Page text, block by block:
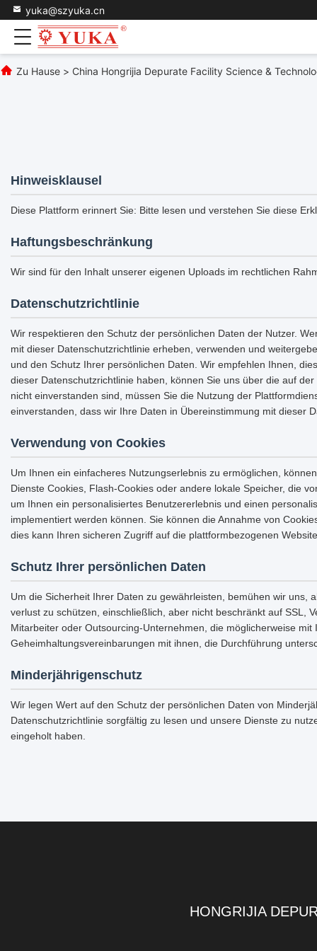
yuka@szyuka.cn
Zu Hause > China Hongrijia Depurate Facility Science &
Hinweisklausel
Diese Plattform erinnert Sie: Bitte lesen und verstehen Sie diese
Haftungsbeschränkung
Wir sind für den Inhalt unserer eigenen Uploads im rechtlichen
Datenschutzrichtlinie
Wir respektieren den Schutz der persönlichen Daten der Nutzer.
mit dieser Datenschutzrichtlinie erheben, verwenden und
und den Schutz Ihrer persönlichen Daten. Wir empfehlen Ihnen,
dieser Datenschutzrichtlinie haben, können Sie uns über die auf
nicht einverstanden sind, müssen Sie die Nutzung der
einverstanden, dass wir Ihre Daten in Übereinstimmung mit dieser
Verwendung von Cookies
Um Ihnen ein einfacheres Nutzungserlebnis zu ermöglichen,
Dienste Cookies, Flash-Cookies oder andere lokale Speicher, die
um Ihnen ein personalisiertes Benutzererlebnis und einen
implementiert werden können. Sie können die Annahme von
dies kann Ihren sicheren Zugriff auf die plattformbezogenen
Schutz Ihrer persönlichen Daten
Um die Sicherheit Ihrer Daten zu gewährleisten, bemühen wir
verlust zu schützen, einschließlich, aber nicht beschränkt auf SSL,
Mitarbeiter oder Outsourcing-Unternehmen, die möglicherweise
Geheimhaltungsvereinbarungen mit ihnen, die Durchführung
Minderjährigenschutz
Wir legen Wert auf den Schutz der persönlichen Daten von
Datenschutzrichtlinie sorgfältig zu lesen und unsere Dienste zu
eingeholt haben.
HONGRIJIA